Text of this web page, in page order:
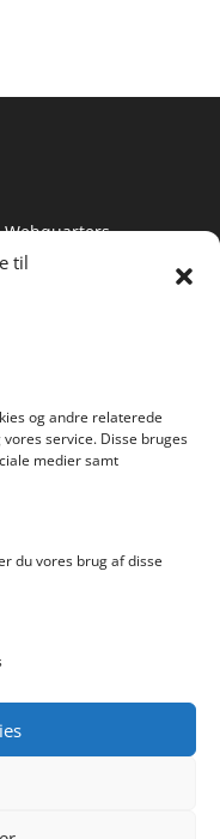
til
og andre relaterede
service. Disse bruges
medier samt
du vores brug af disse
Webquarters
m.